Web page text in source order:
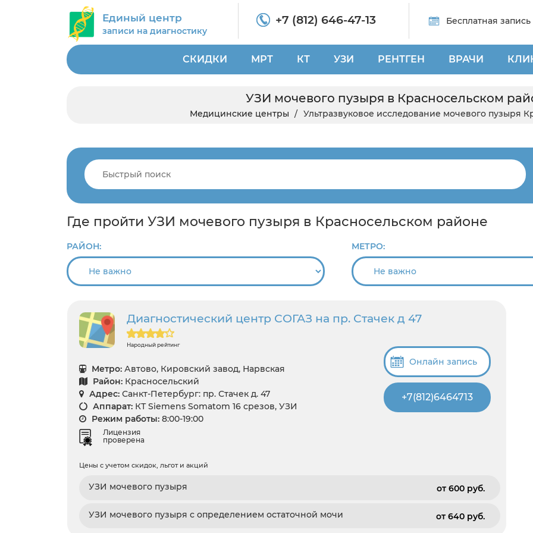
Единый центр
записи на диагностику
+7 (812) 646-47-13 Бесплатная запись
СКИДКИ МРТ КТ УЗИ РЕНТГЕН ВРАЧИ
УЗИ мочевого пузыря в Красносельском
Медицинские центры Ультразвуковое исследование мочевого пузыря
Где пройти УЗИ мочевого пузыря в Красносельском районе
РАЙОН: МЕТРО:
Диагностический центр СОГАЗ на пр. Стачек д 47
Народный рейтинг
Метро: Автово, Кировский завод, Нарвская
Район: Красносельский
Адрес: Санкт-Петербург: пр. Стачек д. 47
Аппарат: КТ Siemens Somatom 16 срезов, УЗИ
Режим работы: 8:00-19:00
Лицензия
проверена
Онлайн запись
+7(812)6464713
Цены с учетом скидок, льгот и акций
УЗИ мочевого пузыря от 600 pуб.
УЗИ мочевого пузыря с определением остаточной мочи от 640 pуб.